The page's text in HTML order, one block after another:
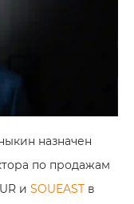
назначен
по продажам
и SOUEAST в